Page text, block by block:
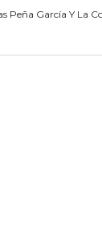
Peña García Y La